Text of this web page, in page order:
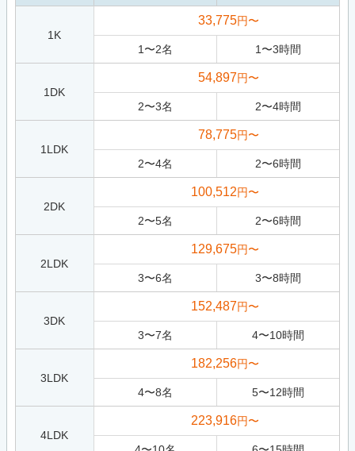
1K
33,775円〜
1 〜2名 1 〜3時間
1DK
54,897円〜
2〜3名 2〜4時間
1LDK
78,775円〜
2〜4名 2〜6時間
2DK
100,512円〜
2〜5名 2〜6時間
2LDK
129,675円〜
3〜6名 3〜8時間
3DK
152,487円〜
3〜7名 4〜10時間
3LDK
182,256円〜
4〜8名 5〜12時間
4LDK
223,916円〜